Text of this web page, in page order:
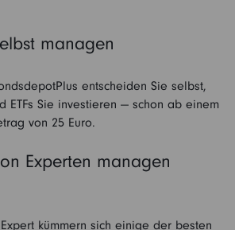
managen
entscheiden Sie selbst,
ETFs Sie investieren — schon ab einem
von 25 Euro.
Experten managen
kümmern sich einige der besten